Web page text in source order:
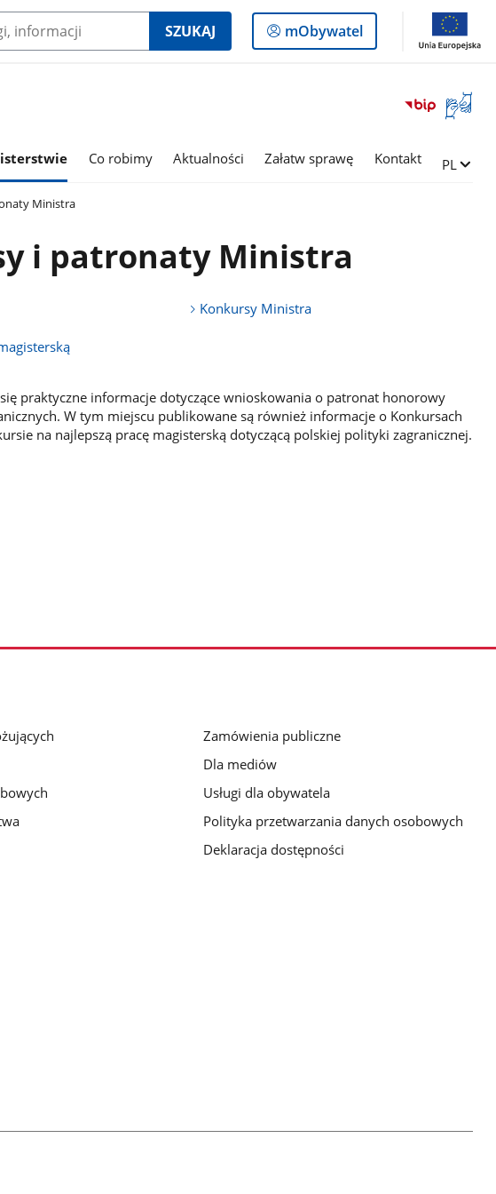
SZUKAJ
Logowanie
do
mObywatel
Otwórz
okno
języka
Co robimy Aktualności Załatw sprawę Kontakt Zmień
PL
Ministra
i patronaty Ministra
Konkursy Ministra
się praktyczne informacje dotyczące wnioskowania o patronat honorowy
W tym miejscu publikowane są również informacje o Konkursach
na najlepszą pracę magisterską dotyczącą polskiej polityki zagranicznej.
Zamówienia publiczne
Dla mediów
Usługi dla obywatela
Polityka przetwarzania danych osobowych
Deklaracja dostępności